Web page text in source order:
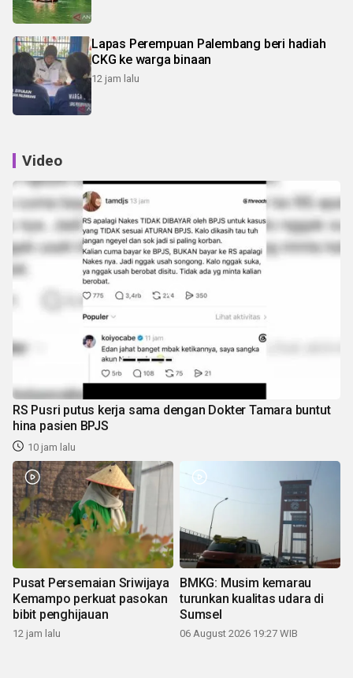
Lapas Perempuan Palembang beri hadiah
CKG ke warga binaan
12 jam lalu
Video
RS Pusri putus kerja sama dengan Dokter Tamara buntut
hina pasien BPJS
10 jam lalu
Pusat Persemaian Sriwijaya
Kemampo perkuat pasokan
bibit penghijauan
12 jam lalu
BMKG: Musim kemarau
turunkan kualitas udara di
Sumsel
06 August 2026 19:27 WIB